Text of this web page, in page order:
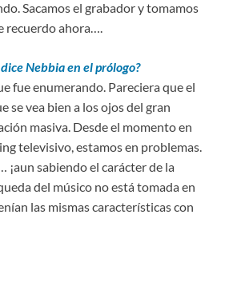
Sacamos el grabador y tomamos
recuerdo ahora….
Nebbia en el prólogo?
fue enumerando. Pareciera que el
se vea bien a los ojos del gran
masiva. Desde el momento en
televisivo, estamos en problemas.
¡aun sabiendo el carácter de la
del músico no está tomada en
las mismas características con